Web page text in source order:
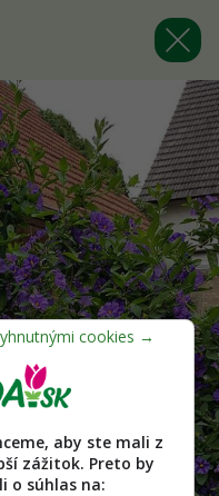
aby ste mali z
zážitok. Preto by
o súhlas na: